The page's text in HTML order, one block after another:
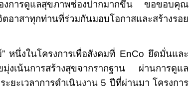
องการดูแลสุขภาพช่องปากมากขึ้น ขอขอบคุณ
อาสาทุกท่านที่ร่วมกันมอบโอกาสและสร้างรอย
หนึ่งในโครงการเพื่อสังคมที่ EnCo ยึดมั่นและ
เน้นการสร้างสุขจากรากฐาน ผ่านการดูแล
ยะเวลาการดำเนินงาน 5 ปีที่ผ่านมา โครงการ